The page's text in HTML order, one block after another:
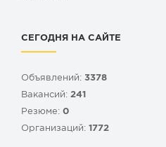
СЕГОДНЯ НА САЙТЕ
Объявлений: 3378
Вакансий: 241
Резюме: 0
Организаций: 1772